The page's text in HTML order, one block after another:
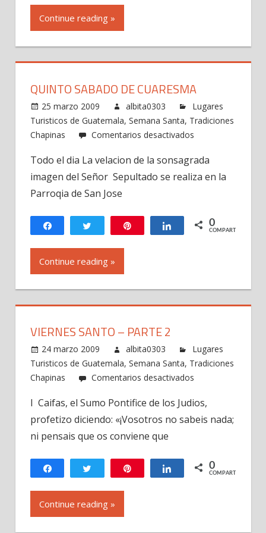
Ramos
Continue reading »
QUINTO SABADO DE CUARESMA
25 marzo 2009 albita0303
Lugares
Turisticos de Guatemala, Semana Santa, Tradiciones
Chapinas
Comentarios desactivados
Sabado
de
Todo el dia La velacion de la sonsagrada
imagen del Señor Sepultado se realiza en la
Parroqia de San Jose
Compartir Twittear Compartir
0
COMPARTIR
Continue reading »
VIERNES SANTO – PARTE 2
24 marzo 2009 albita0303
Lugares
Turisticos de Guatemala, Semana Santa, Tradiciones
Chapinas
Comentarios desactivados
Santo
–
I Caifas, el Sumo Pontifice de los Judios,
profetizo diciendo: «¡Vosotros no sabeis nada;
ni pensais que os conviene que
Compartir Twittear Compartir
0
COMPARTIR
Continue reading »